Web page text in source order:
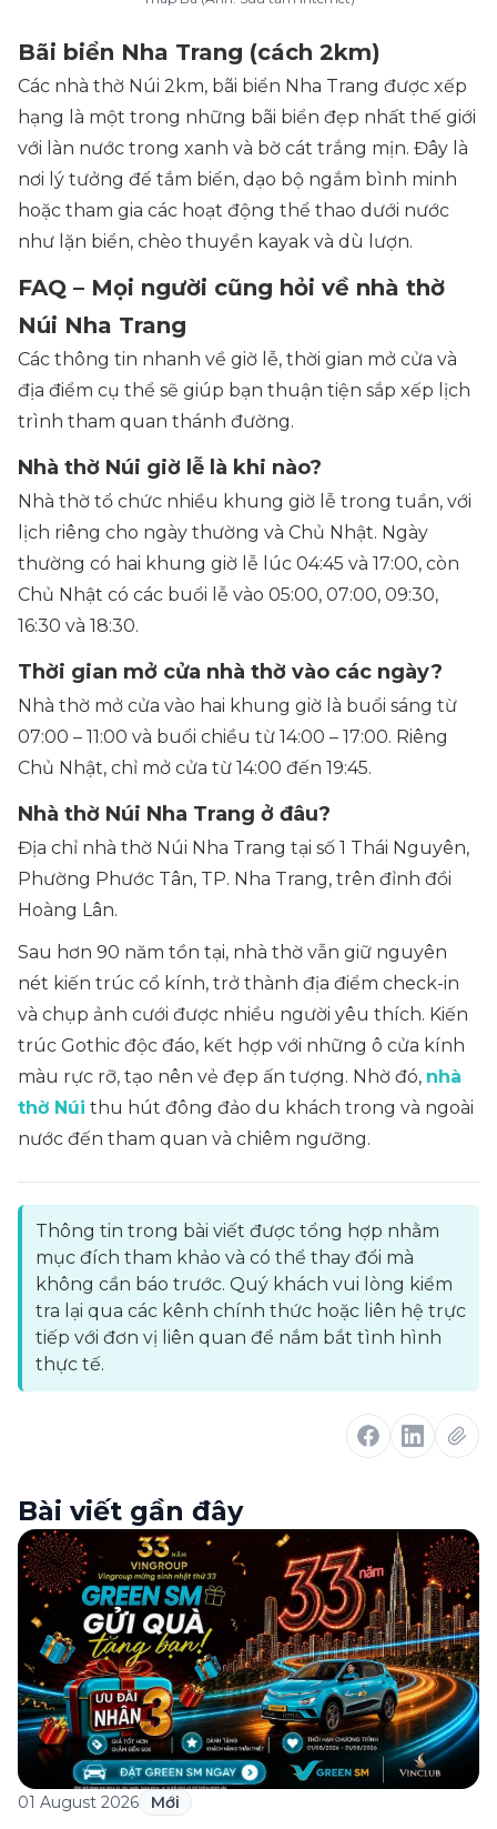
Bãi biển Nha Trang (cách 2km)
Các nhà thờ Núi 2km, bãi biển Nha Trang được xếp
hạng là một trong những bãi biển đẹp nhất thế giới
với làn nước trong xanh và bờ cát trắng mịn. Đây là
nơi lý tưởng để tắm biển, dạo bộ ngắm bình minh
hoặc tham gia các hoạt động thể thao dưới nước
như lặn biển, chèo thuyền kayak và dù lượn.
FAQ – Mọi người cũng hỏi về nhà thờ
Núi Nha Trang
Các thông tin nhanh về giờ lễ, thời gian mở cửa và
địa điểm cụ thể sẽ giúp bạn thuận tiện sắp xếp lịch
trình tham quan thánh đường.
Nhà thờ Núi giờ lễ là khi nào?
Nhà thờ tổ chức nhiều khung giờ lễ trong tuần, với
lịch riêng cho ngày thường và Chủ Nhật. Ngày
thường có hai khung giờ lễ lúc 04:45 và 17:00, còn
Chủ Nhật có các buổi lễ vào 05:00, 07:00, 09:30,
16:30 và 18:30.
Thời gian mở cửa nhà thờ vào các ngày?
Nhà thờ mở cửa vào hai khung giờ là buổi sáng từ
07:00 – 11:00 và buổi chiều từ 14:00 – 17:00. Riêng
Chủ Nhật, chỉ mở cửa từ 14:00 đến 19:45.
Nhà thờ Núi Nha Trang ở đâu?
Địa chỉ nhà thờ Núi Nha Trang tại số 1 Thái Nguyên,
Phường Phước Tân, TP. Nha Trang, trên đỉnh đồi
Hoàng Lân.
Sau hơn 90 năm tồn tại, nhà thờ vẫn giữ nguyên
nét kiến trúc cổ kính, trở thành địa điểm check-in
và chụp ảnh cưới được nhiều người yêu thích. Kiến
trúc Gothic độc đáo, kết hợp với những ô cửa kính
màu rực rỡ, tạo nên vẻ đẹp ấn tượng. Nhờ đó, nhà
thờ Núi thu hút đông đảo du khách trong và ngoài
nước đến tham quan và chiêm ngưỡng.
Thông tin trong bài viết được tổng hợp nhằm
mục đích tham khảo và có thể thay đổi mà
không cần báo trước. Quý khách vui lòng kiểm
tra lại qua các kênh chính thức hoặc liên hệ trực
tiếp với đơn vị liên quan để nắm bắt tình hình
thực tế.
Bài viết gần đây
01 August 2026 Mới